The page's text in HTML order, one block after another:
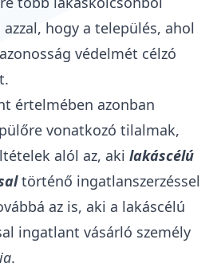
hogy a település, ahol
védelmét célzó
.
értelmében azonban
vonatkozó tilalmak,
alól az, aki lakáscélú
történő ingatlanszerzéssel
az is, aki a lakáscélú
ingatlant vásárló személy
.